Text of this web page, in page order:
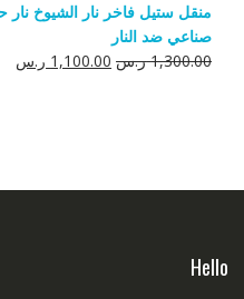
هو:
550.00 ر.س.
هو:
منقل ستيل فاخر نار الشيوخ
صناعي ضد النار
1,300.00 ر.س السعر
1,100.00 ر.س
Hello